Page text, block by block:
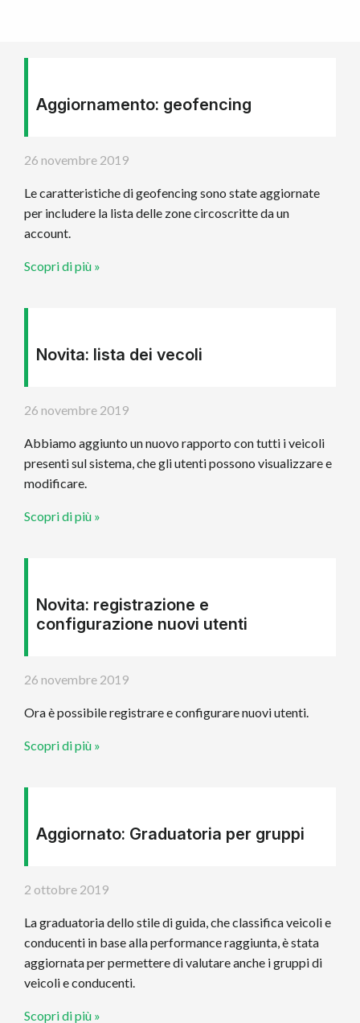
Aggiornamento: geofencing
26 novembre 2019
Le caratteristiche di geofencing sono state aggiornate
per includere la lista delle zone circoscritte da un
account.
Scopri di più »
Novita: lista dei vecoli
26 novembre 2019
Abbiamo aggiunto un nuovo rapporto con tutti i veicoli
presenti sul sistema, che gli utenti possono visualizzare e
modificare.
Scopri di più »
Novita: registrazione e
configurazione nuovi utenti
26 novembre 2019
Ora è possibile registrare e configurare nuovi utenti.
Scopri di più »
Aggiornato: Graduatoria per gruppi
2 ottobre 2019
La graduatoria dello stile di guida, che classifica veicoli e
conducenti in base alla performance raggiunta, è stata
aggiornata per permettere di valutare anche i gruppi di
veicoli e conducenti.
Scopri di più »